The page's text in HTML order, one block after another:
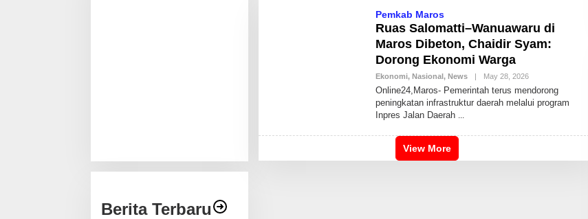
Berita Terbaru
Pemkab Maros
Ruas Salomatti–Wanuawaru di
Maros Dibeton, Chaidir Syam:
Dorong Ekonomi Warga
Ekonomi, Nasional, News | May 28, 2026B
N
O
R
M
Online24,Maros- Pemerintah terus mendorong
peningkatan infrastruktur daerah melalui program
Inpres Jalan Daerah
View More